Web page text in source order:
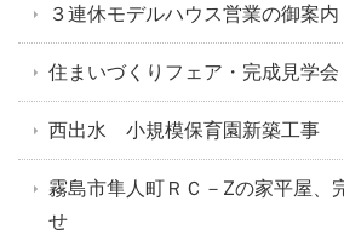
３連休モデルハウス営業の御案内
住まいづくりフェア・完成見学
西出水 小規模保育園新築工事
霧島市隼人町ＲＣ－Zの家平屋、
せ